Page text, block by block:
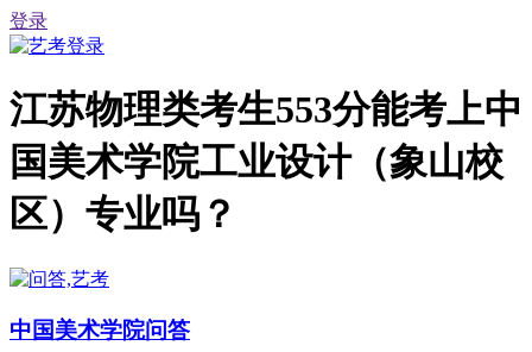
登录
江苏物理类考生553分能考上中
国美术学院工业设计（象山校
区）专业吗？
中国美术学院问答